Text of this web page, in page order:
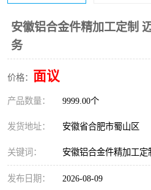
安徽铝合金件精加工定制
务
价格： 面议
产品数量： 9999.00个
发货地址： 安徽省合肥市蜀山区
关键词： 安徽铝合金件精加工定
发布日期： 2026-08-09